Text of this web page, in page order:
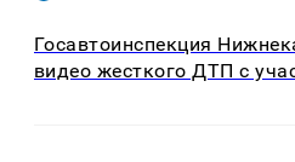
Госавтоинспекция
видео жесткого ДТП с